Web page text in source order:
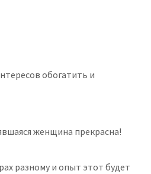
обогатить и
женщина прекрасна!
разному и опыт этот будет